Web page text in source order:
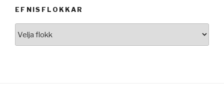
EFNISFLOKKAR